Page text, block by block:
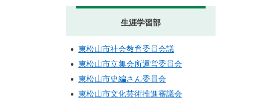
生涯学習部
東松山市社会教育委員会議
東松山市立集会所運営委員会
東松山市史編さん委員会
東松山市文化芸術推進審議会